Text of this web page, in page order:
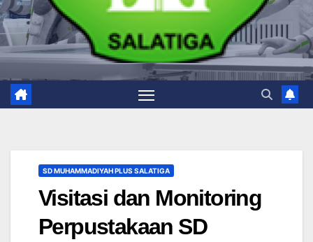
SD MUHAMMADIYAH PLUS SALATIGA
Visitasi dan Monitoring
Perpustakaan SD